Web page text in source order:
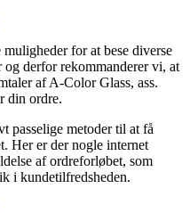
for at bese diverse
og derfor rekommanderer vi, at
af A-Color Glass, ass.
din ordre.
passelige metoder til at få
Her er der nogle internet
af ordreforløbet, som
i kundetilfredsheden.